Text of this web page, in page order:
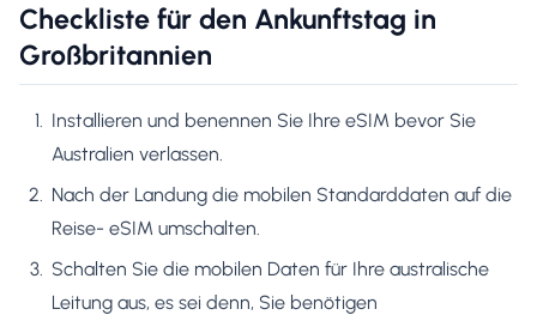
Checkliste für den Ankunftstag in
Großbritannien
Installieren und benennen Sie Ihre eSIM bevor Sie
Australien verlassen.
Nach der Landung die mobilen Standarddaten auf die
Reise- eSIM umschalten.
Schalten Sie die mobilen Daten für Ihre australische
Leitung aus, es sei denn, Sie benötigen